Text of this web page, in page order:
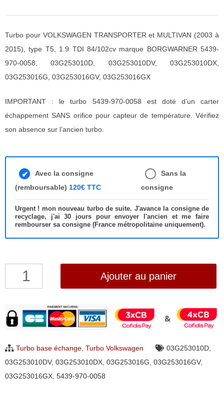
Turbo pour VOLKSWAGEN TRANSPORTER et MULTIVAN (2003 à
2015), type T5, 1.9 TDI 84/102cv marque BORGWARNER 5439-
970-0058, 03G253010D, 03G253010DV, 03G253010DX,
03G253016G, 03G253016GV, 03G253016GX
IMPORTANT : le turbo 5439-970-0058 est doté d’un carter
échappement SANS orifice pour capteur de température. Vérifiez
son absence sur l’ancien turbo.
Avec la consigne
(remboursable) 120€ TTC
Sans la
consigne
Urgent ! mon nouveau turbo de suite. J'avance la consigne de
recyclage, j'ai 30 jours pour envoyer l'ancien et me faire
rembourser sa consigne (France métropolitaine uniquement).
quantité
Volkswagen
Transporter
1.9
Ajouter au panier
Turbo base échange, Turbo Volkswagen 03G253010D,
03G253010DV, 03G253010DX, 03G253016G, 03G253016GV,
03G253016GX, 5439-970-0058